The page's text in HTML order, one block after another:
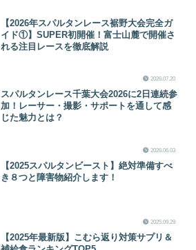
【2026年スパルタンレース裾野大会完全ガ
イド①】SUPER初開催！富士山麓で開催さ
れる注目レースを徹底解説
2026.07.20
スパルタンレース千葉大会2026に2日連続参
加！レーサー・撮影・サポートを通して感
じた魅力とは？
2026.06.03
【2025スパルタンビースト】絶対準備すべ
き８つと障害物紹介します！
2025.09.29
【2025年最新版】こむら返り対策サプリ＆